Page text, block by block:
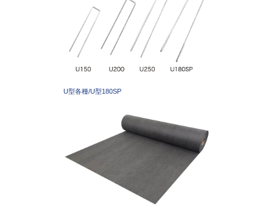
U型各種/U型180SP